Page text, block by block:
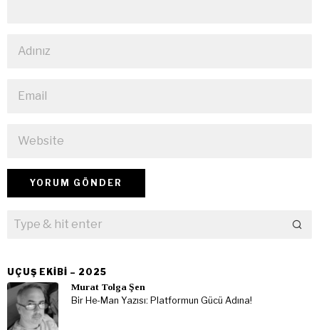
UÇUŞ EKIBI – 2025
Murat Tolga Şen
Bir He-Man Yazısı: Platformun Gücü Adına!